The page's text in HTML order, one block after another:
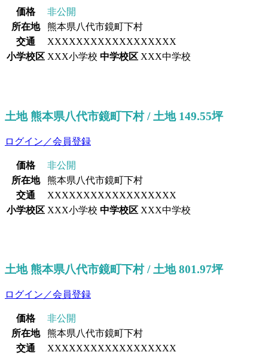
価格
非公開
所在地
熊本県八代市鏡町下村
交通
XXXXXXXXXXXXXXXXXX
小学校区 XXX小学校 中学校区 XXX中学校
土地 熊本県八代市鏡町下村 / 土地 149.55坪
ログイン／会員登録
価格
非公開
所在地
熊本県八代市鏡町下村
交通
XXXXXXXXXXXXXXXXXX
小学校区 XXX小学校 中学校区 XXX中学校
土地 熊本県八代市鏡町下村 / 土地 801.97坪
ログイン／会員登録
価格
非公開
所在地
熊本県八代市鏡町下村
交通
XXXXXXXXXXXXXXXXXX